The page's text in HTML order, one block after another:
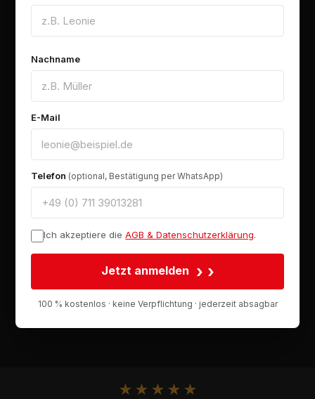
Nachname
E-Mail
Telefon (optional, Bestätigung per WhatsApp)
Ich akzeptiere die AGB & Datenschutzerklärung.
Jetzt anmelden ›
100 % kostenlos · keine Verpflichtung · jederzeit absagbar
★ ★ ★ ★ ★